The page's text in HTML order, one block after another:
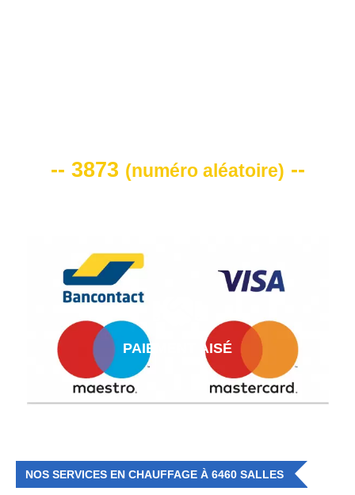
-- 3873 (numéro aléatoire) --
PAIEMENT AISÉ
NOS SERVICES EN CHAUFFAGE À 6460 SALLES